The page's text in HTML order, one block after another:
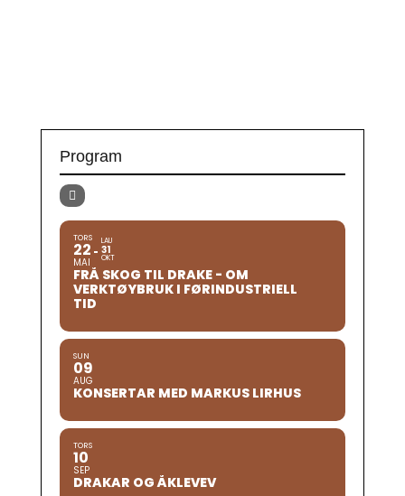
Program
TORS
22
MAI
LAU
31
OKT
FRÅ SKOG TIL DRAKE - OM
VERKTØYBRUK I FØRINDUSTRIELL
TID
SUN
09
AUG
KONSERTAR MED MARKUS LIRHUS
TORS
10
SEP
DRAKAR OG ÅKLEVEV